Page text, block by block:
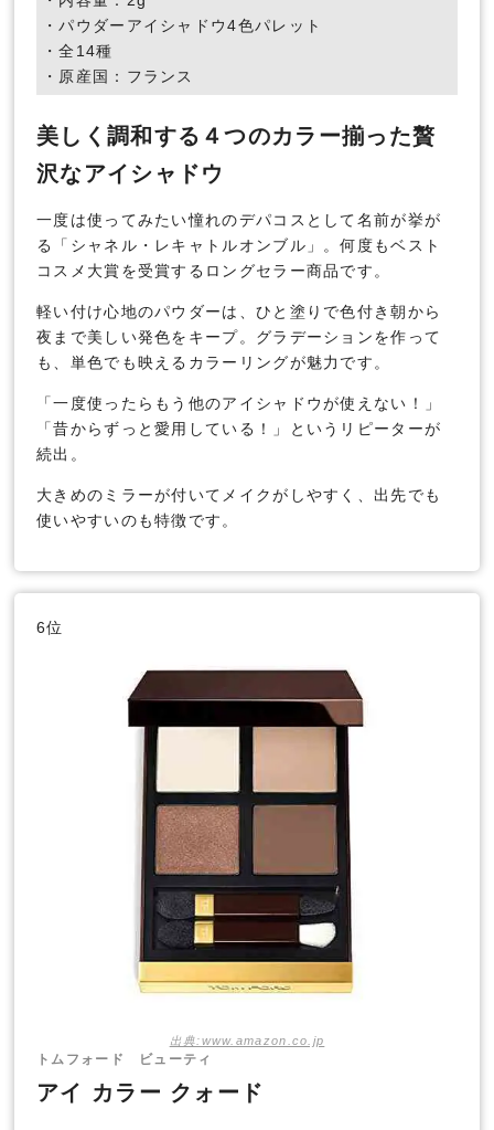
・パウダーアイシャドウ4色パレット
・全14種
・原産国：フランス
美しく調和する４つのカラー揃った贅
沢なアイシャドウ
一度は使ってみたい憧れのデパコスとして名前が挙が
る「シャネル・レキャトルオンブル」。何度もベスト
コスメ大賞を受賞するロングセラー商品です。
軽い付け心地のパウダーは、ひと塗りで色付き朝から
夜まで美しい発色をキープ。グラデーションを作って
も、単色でも映えるカラーリングが魅力です。
「一度使ったらもう他のアイシャドウが使えない！」
「昔からずっと愛用している！」というリピーターが
続出。
大きめのミラーが付いてメイクがしやすく、出先でも
使いやすいのも特徴です。
6位
出典:www.amazon.co.jp
トムフォード ビューティ
アイ カラー クォード